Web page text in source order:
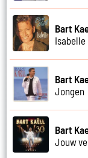
Bart
Isabelle
Bart
Jongen
Bart
Jouw